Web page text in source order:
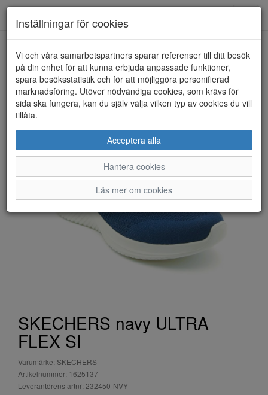
HEM SKECHERS
SKECHERS navy ULTRA
FLEX SI
Varumärke: SKECHERS
Artikelnummer: 1625137
Leverantörens artnr: 232450-NVY
Inställningar för cookies
Vi och våra samarbetspartners sparar referenser till ditt besök
på din enhet för att kunna erbjuda anpassade funktioner,
spara besöksstatistik och för att möjliggöra personifierad
marknadsföring. Utöver nödvändiga cookies, som krävs för
sida ska fungera, kan du själv välja vilken typ av cookies du vill
tillåta.
Acceptera alla
Hantera cookies
Läs mer om cookies